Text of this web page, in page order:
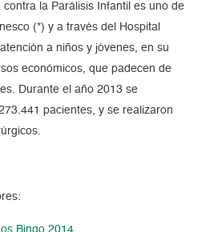
contra la Parálisis Infantil es uno de
(*) y a través del Hospital
a niños y jóvenes, en su
económicos, que padecen de
Durante el año 2013 se
pacientes, y se realizaron